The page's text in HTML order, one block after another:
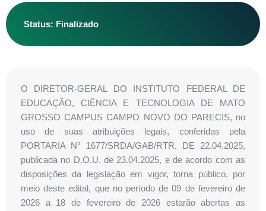
Status: Finalizado
O DIRETOR-GERAL DO INSTITUTO FEDERAL DE
EDUCAÇÃO, CIÊNCIA E TECNOLOGIA DE MATO
GROSSO CAMPUS CAMPO NOVO DO PARECIS, no
uso de suas atribuições legais, conferidas pela
PORTARIA N° 1677/SRDA/GAB/RTR, DE 22.04.2025,
publicada no D.O.U. de 23.04.2025, e de acordo com as
disposições da legislação em vigor, torna público, por
meio deste edital, que no período de 09 de fevereiro de
2026 a 18 de fevereiro de 2026 estarão abertas as